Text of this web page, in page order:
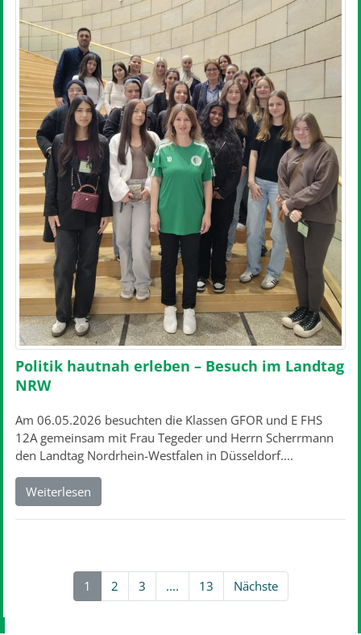
Politik hautnah erleben – Besuch im Landtag
NRW
Am 06.05.2026 besuchten die Klassen GFOR und E FHS
12A gemeinsam mit Frau Tegeder und Herrn Scherrmann
den Landtag Nordrhein-Westfalen in Düsseldorf....
Weiterlesen
1 2 3 .... 13 Nächste